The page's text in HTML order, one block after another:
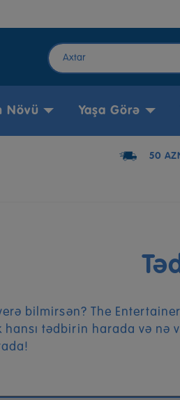
Növü Yaşa Görə
50
bilmirsən? The
hansı tədbirin harada və